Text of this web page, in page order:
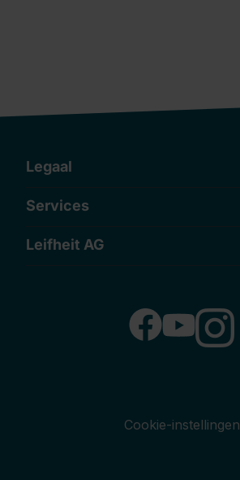
Legaal
Services
Leifheit AG
Cookie-instellingen